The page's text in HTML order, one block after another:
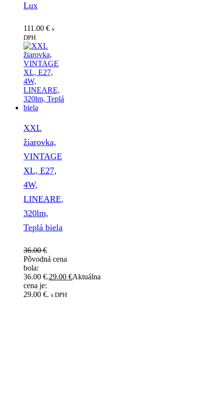
Lux
111.00 € s
DPH
XXL
žiarovka,
VINTAGE
XL, E27,
4W,
LINEARE,
320lm,
Teplá biela
36.00€
Pôvodná cena
bola:
36.00 €.29.00 €Aktuálna
cena je:
29.00 €. s DPH